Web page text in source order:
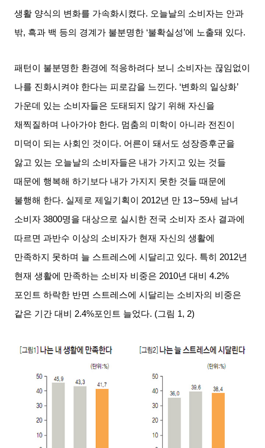
생활 양식의 변화를 가속화시켰다. 오늘날의 소비자는 안과
밖, 흑과 백 등의 경계가 불분명한 ‘불확실성’에 노출돼 있다.
패턴이 불분명한 환경에 적응하려다 보니 소비자는 끊임없이
나를 진화시켜야 한다는 피로감을 느낀다. ‘변화의 일상화’
가운데 있는 소비자들은 도태되지 않기 위해 자신을
채찍질하며 나아가야 한다. 멈춤의 미학이 아니라 전진이
미덕이 되는 사회인 것이다. 어른이 돼서도 성장증후군을
앓고 있는 오늘날의 소비자들은 내가 가지고 있는 것들
때문에 행복해 하기보다 내가 가지지 못한 것들 때문에
불행해 한다. 실제로 제일기획이 2012년 만 13∼59세 남녀
소비자 3800명을 대상으로 실시한 전국 소비자 조사 결과에
따르면 과반수 이상의 소비자가 현재 자신의 생활에
만족하지 못하며 늘 스트레스에 시달리고 있다. 특히 2012년
현재 생활에 만족하는 소비자 비중은 2010년 대비
4.2%
포인트 하락한 반면 스트레스에 시달리는 소비자의 비중은
같은 기간 대비
2.4%포인트 늘었다. (그림 1, 2)